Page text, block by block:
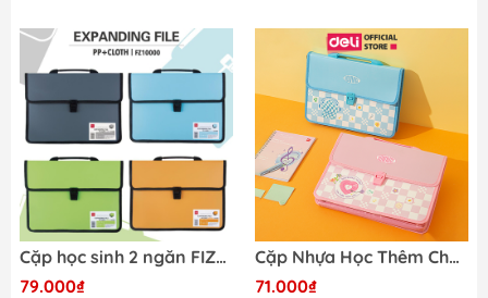
Cặp học sinh 2 ngăn FIZZ Guangbo FZ10000
79.000₫
Cặp Nhựa Học Thêm Chống Nước A4 Deli Ngăn Khoá Cúc Deli CF556
71.000₫